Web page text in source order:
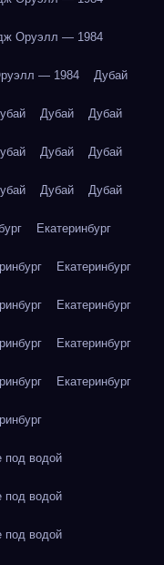
Оруэлл — 1984
— 1984 Дубай
Дубай Дубай
Дубай Дубай
Дубай Дубай
Екатеринбург
Екатеринбург
Екатеринбург
Екатеринбург
Екатеринбург
водой
водой
водой